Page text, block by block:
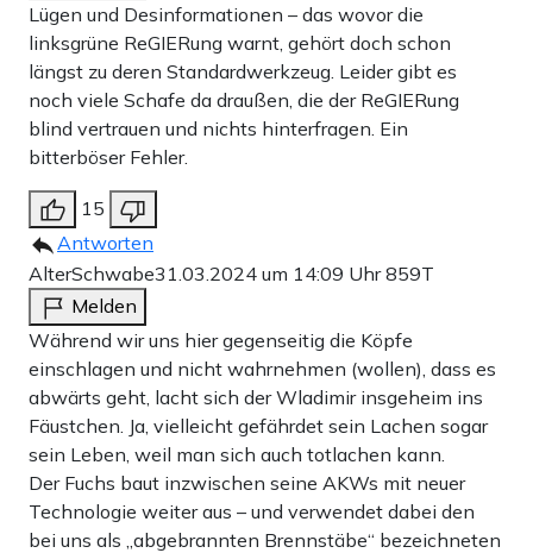
Lügen und Desinformationen – das wovor die
linksgrüne ReGIERung warnt, gehört doch schon
längst zu deren Standardwerkzeug. Leider gibt es
noch viele Schafe da draußen, die der ReGIERung
blind vertrauen und nichts hinterfragen. Ein
bitterböser Fehler.
15
Antworten
AlterSchwabe31.03.2024 um 14:09 Uhr859T
Melden
Während wir uns hier gegenseitig die Köpfe
einschlagen und nicht wahrnehmen (wollen), dass es
abwärts geht, lacht sich der Wladimir insgeheim ins
Fäustchen. Ja, vielleicht gefährdet sein Lachen sogar
sein Leben, weil man sich auch totlachen kann.
Der Fuchs baut inzwischen seine AKWs mit neuer
Technologie weiter aus – und verwendet dabei den
bei uns als „abgebrannten Brennstäbe“ bezeichneten